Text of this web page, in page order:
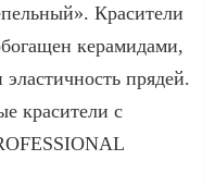
Красители
керамидами,
прядей.
красители с